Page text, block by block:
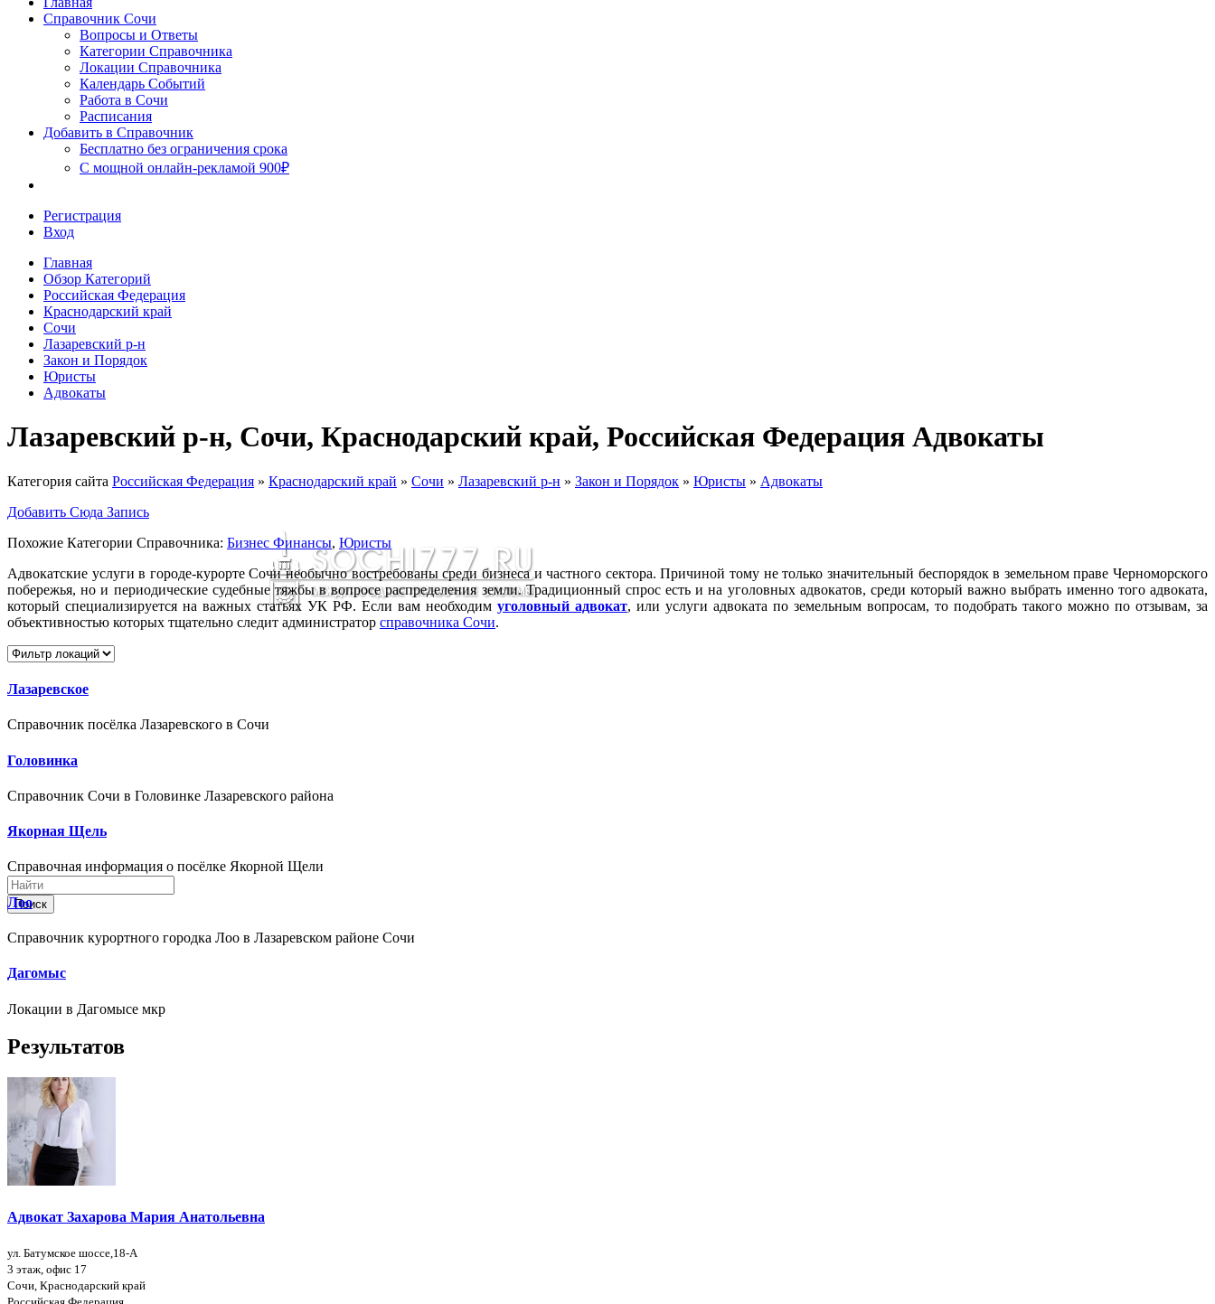
Сочи
Поиск
Справочник Сочи
Вопросы и Ответы
Категории Справочника
Локации Справочника
Календарь Событий
Работа в Сочи
Расписания
Добавить в Справочник
Бесплатно без ограничения срока
С мощной онлайн-рекламой 900₽
Регистрация
Вход
Главная
Обзор Категорий
Российская Федерация
Краснодарский край
Сочи
Лазаревский р-н
Закон и Порядок
Юристы
Адвокаты
Лазаревский р-н, Сочи, Краснодарский край, Российская Федерация Адвокаты
Категория сайта Российская Федерация » Краснодарский край » Сочи » Лазаревский р-н » Закон и Порядок » Юристы » Адвокаты
Добавить Сюда Запись
Похожие Категории Справочника: Бизнес Финансы, Юристы
Адвокатские услуги в городе-курорте Сочи необычно востребованы среди бизнеса и частного сектора. Причиной тому не только значительный беспорядок в земельном праве Черноморского
побережья, но и периодические судебные тяжбы в вопросе распределения земли. Традиционный спрос есть и на уголовных адвокатов, среди который важно выбрать именно того адвоката,
который специализируется на важных статьях УК РФ. Если вам необходим уголовный адвокат, или услуги адвоката по земельным вопросам, то подобрать такого можно по отзывам, за
объективностью которых тщательно следит администратор справочника Сочи.
Лазаревское
Справочник посёлка Лазаревского в Сочи
Головинка
Справочник Сочи в Головинке Лазаревского района
Якорная Щель
Справочная информация о посёлке Якорной Щели
Лоо
Справочник курортного городка Лоо в Лазаревском районе Сочи
Дагомыс
Локации в Дагомысе мкр
Результатов
Адвокат Захарова Мария Анатольевна
ул. Батумское шоссе,18-А
3 этаж, офис 17
Сочи, Краснодарский край